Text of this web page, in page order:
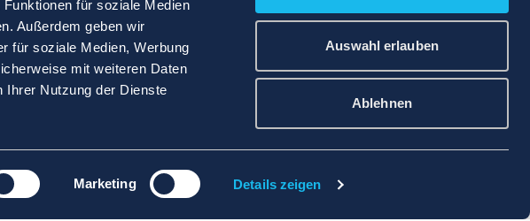
für soziale Medien
Außerdem geben wir
für soziale Medien, Werbung
mit weiteren Daten
Ihrer Nutzung der Dienste
Marketing Details zeigen
Auswahl erlauben
Ablehnen